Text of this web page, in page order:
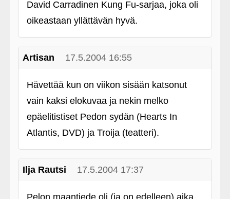
David Carradinen Kung Fu-sarjaa, joka oli
oikeastaan yllättävän hyvä.
Artisan 17.5.2004 16:55
Hävettää kun on viikon sisään katsonut
vain kaksi elokuvaa ja nekin melko
epäelitistiset Pedon sydän (Hearts In
Atlantis, DVD) ja Troija (teatteri).
Ilja Rautsi 17.5.2004 17:37
Pelon maantiede oli (ja on edelleen) aika